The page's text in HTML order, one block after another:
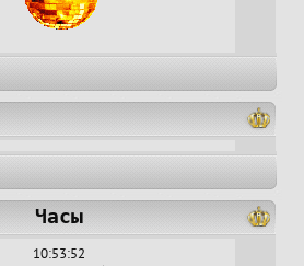
Часы
10:53:53